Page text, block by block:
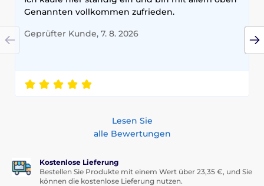
Kameraabdeckung und der Ständer machen diese
Hülle zu einem idealen Begleiter nicht nur auf
Holen Sie sich die
und gönnen Sie Ihrem Handy Spitzenschutz und Stil,
Genannten vollkommen zufrieden.
Geprüfter Kunde, 7. 8. 2026
Lesen Sie
alle Bewertungen
Kostenlose Lieferung
Bestellen Sie Produkte mit einem Wert über 23,35 €, und Sie
können die kostenlose Lieferung nutzen.